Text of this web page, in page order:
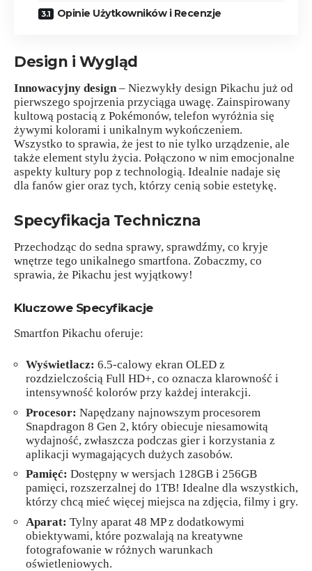
Opinie Użytkowników i Recenzje
Design i Wygląd
Innowacyjny design– Niezwykły design Pikachu już od
pierwszego spojrzenia przyciąga uwagę. Zainspirowany
kultową postacią z Pokémonów, telefon wyróżnia się
żywymi kolorami i unikalnym wykończeniem.
Wszystko to sprawia, że jest to nie tylko urządzenie, ale
także element stylu życia. Połączono w nim emocjonalne
aspekty kultury pop z technologią. Idealnie nadaje się
dla fanów gier oraz tych, którzy cenią sobie estetykę.
Specyfikacja Techniczna
Przechodząc do sedna sprawy, sprawdźmy, co kryje
wnętrze tego unikalnego smartfona. Zobaczmy, co
sprawia, że Pikachu jest wyjątkowy!
Kluczowe Specyfikacje
Smartfon Pikachu oferuje:
Wyświetlacz: 6.5-calowy ekran OLED z
rozdzielczością Full HD+, co oznacza klarowność i
intensywność kolorów przy każdej interakcji.
Procesor: Napędzany najnowszym procesorem
Snapdragon 8 Gen 2, który obiecuje niesamowitą
wydajność, zwłaszcza podczas gier i korzystania z
aplikacji wymagających dużych zasobów.
Pamięć: Dostępny w wersjach 128GB i 256GB
pamięci, rozszerzalnej do 1TB! Idealne dla wszystkich,
którzy chcą mieć więcej miejsca na zdjęcia, filmy i gry.
Aparat: Tylny aparat 48 MP z dodatkowymi
obiektywami, które pozwalają na kreatywne
fotografowanie w różnych warunkach
oświetleniowych.